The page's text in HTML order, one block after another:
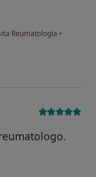
Reumatología •